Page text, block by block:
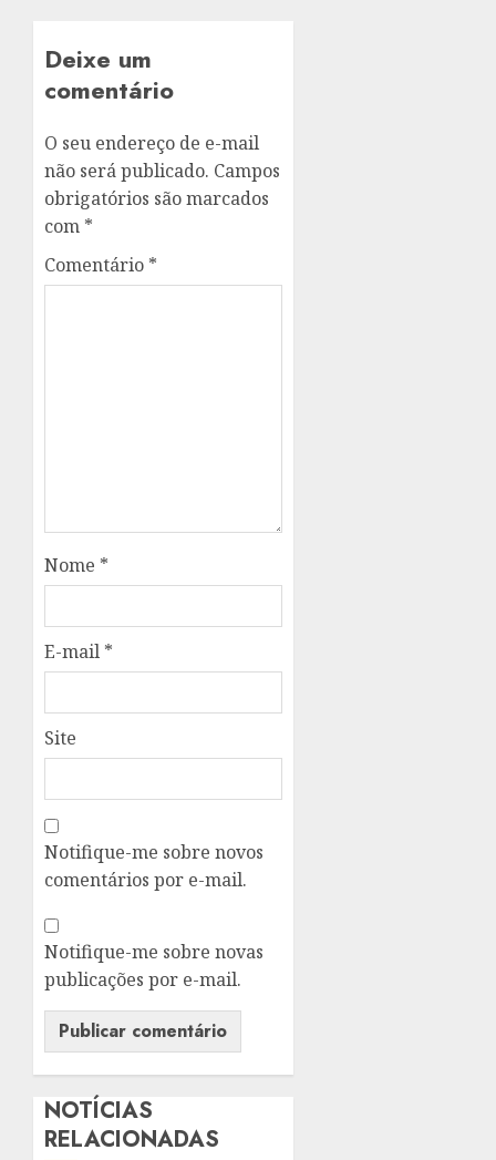
Deixe um
comentário
O seu endereço de e-mail
não será publicado. Campos
obrigatórios são marcados
com *
Comentário *
Nome *
E-mail *
Site
Notifique-me sobre novos
comentários por e-mail.
Notifique-me sobre novas
publicações por e-mail.
NOTÍCIAS
RELACIONADAS